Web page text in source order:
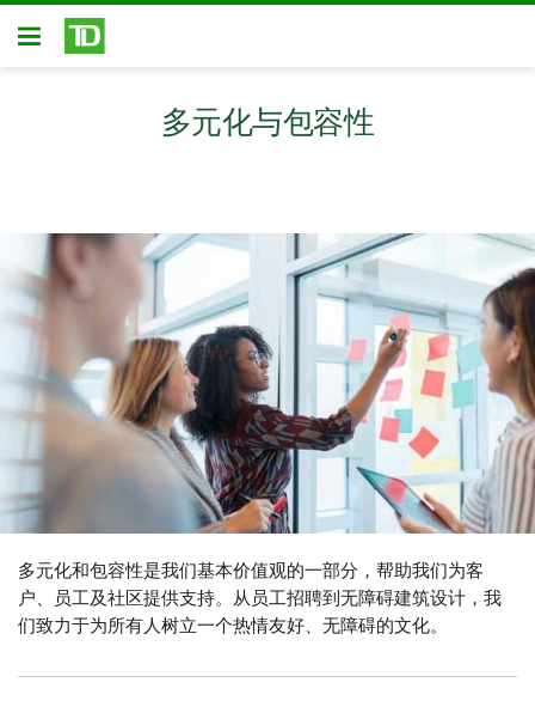
跳转到主要内容
开放式房屋贷款
多元化与包容性
多元化和包容性是我们基本价值观的一部分，帮助我们为客
户、员工及社区提供支持。从员工招聘到无障碍建筑设计，我
们致力于为所有人树立一个热情友好、无障碍的文化。